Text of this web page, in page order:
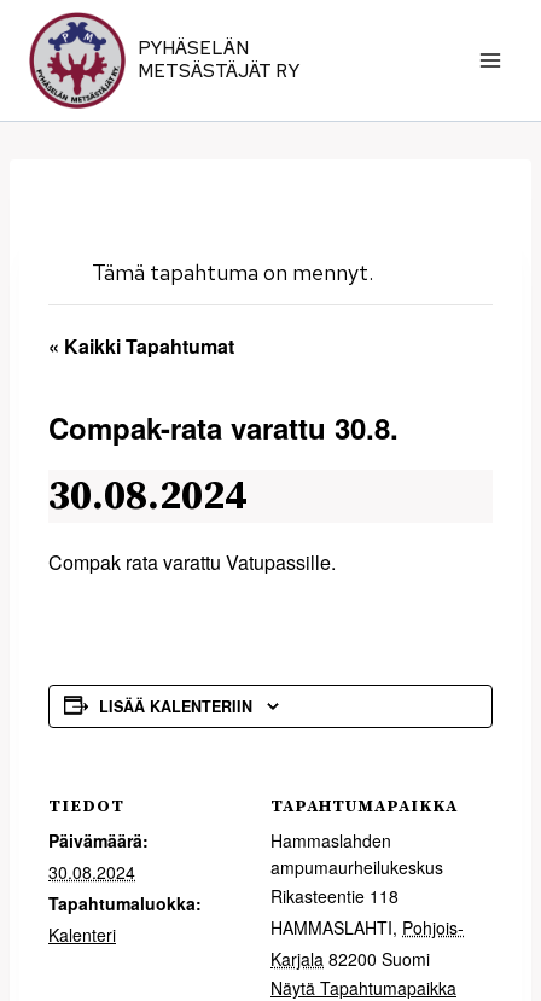
sisältöön
PYHÄSELÄN
METSÄSTÄJÄT RY
Tämä tapahtuma on mennyt.
« Kaikki Tapahtumat
Compak-rata varattu 30.8.
30.08.2024
Compak rata varattu Vatupassille.
LISÄÄ KALENTERIIN
TIEDOT
Päivämäärä:
30.08.2024
Tapahtumaluokka:
Kalenteri
TAPAHTUMAPAIKKA
Hammaslahden
ampumaurheilukeskus
Rikasteentie 118
HAMMASLAHTI, Pohjois-
Karjala 82200 Suomi
Näytä Tapahtumapaikka